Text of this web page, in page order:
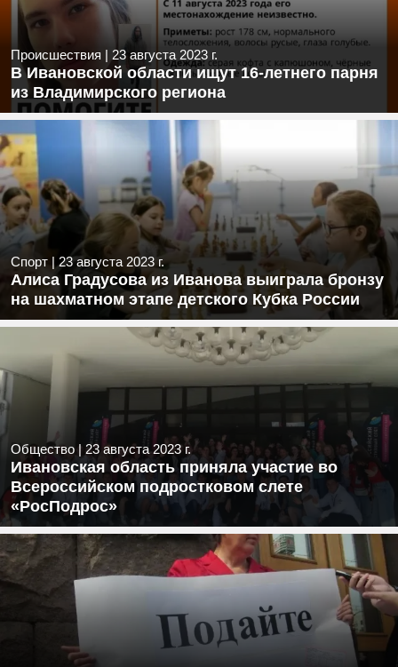
Происшествия | 23 августа 2023 г.
В Ивановской области ищут 16-летнего парня
из Владимирского региона
Спорт | 23 августа 2023 г.
Алиса Градусова из Иванова выиграла бронзу
на шахматном этапе детского Кубка России
Общество | 23 августа 2023 г.
Ивановская область приняла участие во
Всероссийском подростковом слете
«РосПодрос»